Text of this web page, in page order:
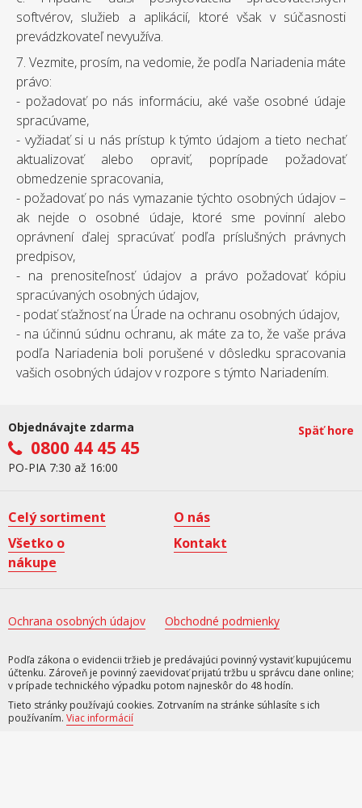
softvérov, služieb a aplikácií, ktoré však v súčasnosti
prevádzkovateľ nevyužíva.
7. Vezmite, prosím, na vedomie, že podľa Nariadenia máte
právo:
- požadovať po nás informáciu, aké vaše osobné údaje
spracúvame,
- vyžiadať si u nás prístup k týmto údajom a tieto nechať
aktualizovať alebo opraviť, poprípade požadovať
obmedzenie spracovania,
- požadovať po nás vymazanie týchto osobných údajov –
ak nejde o osobné údaje, ktoré sme povinní alebo
oprávnení ďalej spracúvať podľa príslušných právnych
predpisov,
- na prenositeľnosť údajov a právo požadovať kópiu
spracúvaných osobných údajov,
- podať sťažnosť na Úrade na ochranu osobných údajov,
- na účinnú súdnu ochranu, ak máte za to, že vaše práva
podľa Nariadenia boli porušené v dôsledku spracovania
vašich osobných údajov v rozpore s týmto Nariadením.
Objednávajte zdarma
0800 44 45 45
PO-PIA 7:30 až 16:00
Späť hore
Celý sortiment
O nás
Všetko o
nákupe
Kontakt
Ochrana osobných údajov Obchodné podmienky
Podľa zákona o evidencii tržieb je predávajúci povinný vystaviť kupujúcemu
účtenku. Zároveň je povinný zaevidovať prijatú tržbu u správcu dane online;
v prípade technického výpadku potom najneskôr do 48 hodín.
Tieto stránky používajú cookies. Zotrvaním na stránke súhlasíte s ich
používaním. Viac informácií